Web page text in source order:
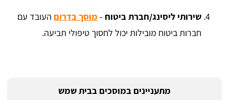
שירותי ליסינג/חברת ביטוח - מוסך בדרום העובד עם
חברות ביטוח מובילות יכול לחסוך טיפולי תביעה.
מתעניינים במוסכים בבית שמש